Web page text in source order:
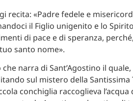
recita: «Padre fedele e
il Figlio unigenito e lo
di pace e di speranza,
santo nome».
che narra di Sant’Agostino il
sul mistero della
conchiglia raccoglieva